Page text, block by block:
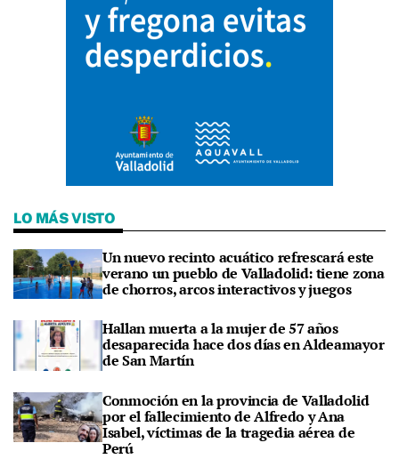
LO MÁS VISTO
Un nuevo recinto acuático refrescará este
verano un pueblo de Valladolid: tiene zona
de chorros, arcos interactivos y juegos
Hallan muerta a la mujer de 57 años
desaparecida hace dos días en Aldeamayor
de San Martín
Conmoción en la provincia de Valladolid
por el fallecimiento de Alfredo y Ana
Isabel, víctimas de la tragedia aérea de
Perú